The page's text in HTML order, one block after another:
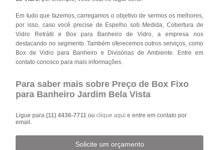
Em tudo que fazemos, carregamos o objetivo de sermos os melhores,
por isso, caso você precise de Espelho sob Medida, Cobertura de
Vidro Retrátil e Box para Banheiro de Vidro, a empresa nos
destacando no segmento. Também oferecemos outros serviços, como
Box de Vidro para Banheiro e Divisórias de Ambiente. Entre em
contato conosco para mais informações.
Para saber mais sobre Preço de Box Fixo
para Banheiro Jardim Bela Vista
Ligue para(11) 4436-7711ouclique aqui e entre em contato por
email.
Solicite um orçamento